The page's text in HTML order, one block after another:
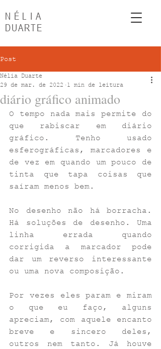
NÉLIA
DUARTE
Post
diário gráfico animado
Nélia Duarte
29 de mar. de 2022
1 min de leitura
O tempo nada mais permite do
que rabiscar em diário
gráfico. Tenho usado
esferográficas, marcadores e
de vez em quando um pouco de
tinta que tapa coisas que
saíram menos bem.
No desenho não há borracha.
Há soluções de desenho. Uma
linha errada quando
corrigida a marcador pode
dar um reverso interessante
ou uma nova composição.
Por vezes eles param e miram
o que eu faço, alguns
apreciam, com aquele encanto
breve e sincero deles,
outros nem tanto. Já houve